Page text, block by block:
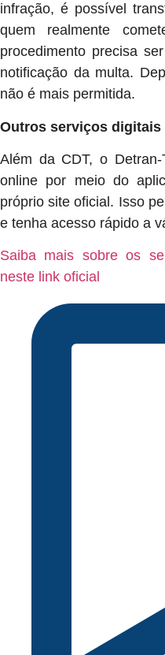
infração, é possível
quem realmente
procedimento precisa
notificação da multa.
não é mais permitida.
Outros serviços
Além da CDT, o
online por meio do
próprio site oficial. Isso
e tenha acesso rápido a
Saiba mais sobre os
neste link oficial